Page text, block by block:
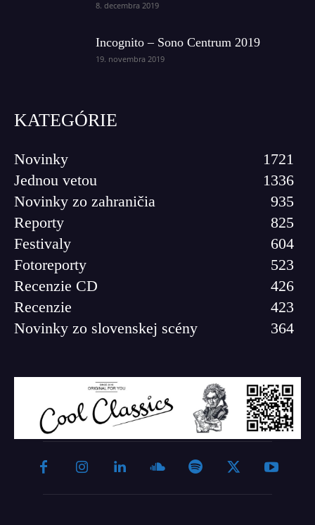
8. decembra 2019
Incognito – Sono Centrum 2019
19. novembra 2019
KATEGÓRIE
Novinky
1721
Jednou vetou
1336
Novinky zo zahraničia
935
Reporty
825
Festivaly
604
Fotoreporty
523
Recenzie CD
426
Recenzie
423
Novinky zo slovenskej scény
364